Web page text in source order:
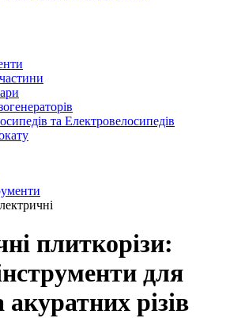
та Електровелосипедів
плиткорізи:
для
акуратних різів